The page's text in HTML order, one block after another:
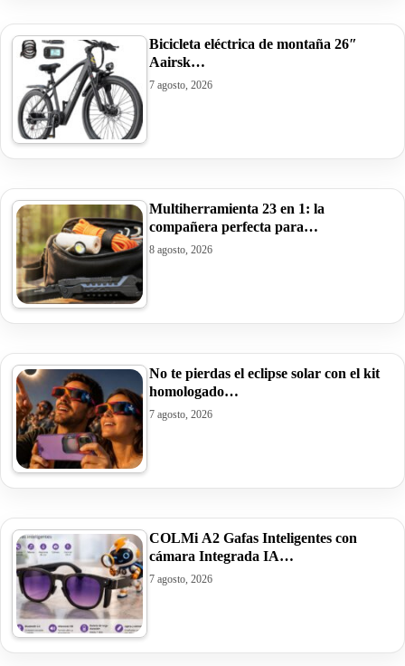
Bicicleta eléctrica de montaña 26″
Aairsk…
7 agosto, 2026
Multiherramienta 23 en 1: la
compañera perfecta para…
8 agosto, 2026
No te pierdas el eclipse solar con el kit
homologado…
7 agosto, 2026
COLMi A2 Gafas Inteligentes con
cámara Integrada IA…
7 agosto, 2026